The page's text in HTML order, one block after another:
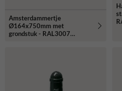
Amsterdammertje
Ø164x750mm met
grondstuk - RAL3007